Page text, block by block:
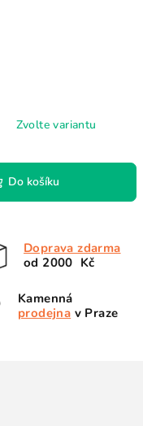
Zvolte variantu
Do košíku
Doprava zdarma
od 2000 Kč
Kamenná
prodejna v Praze